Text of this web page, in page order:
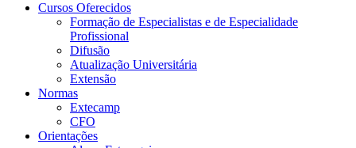
Cursos Oferecidos
Formação de Especialistas e de Especialidade
Profissional
Difusão
Atualização Universitária
Extensão
Normas
Extecamp
CFO
Orientações